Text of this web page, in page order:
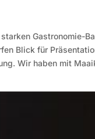
Gastronomie-
Blick für
Wir haben mit